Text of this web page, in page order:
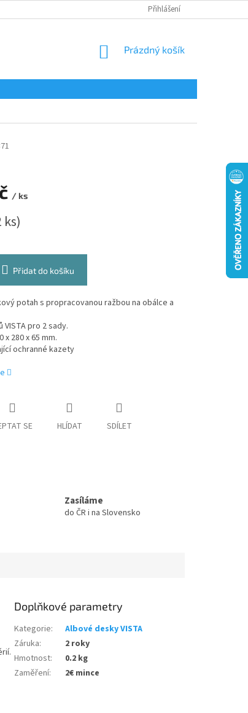
Přihlášení
NÁKUPNÍ
Prázdný košík
/ ks
ks)
Přidat do košíku
potah s propracovanou ražbou na obálce a
pro 2 sady.
x 280 x 65 mm.
ochranné kazety
SE HLÍDAT SDÍLET
Zasíláme
do ČR i na Slovensko
Doplňkové parametry
Kategorie:
Albové desky VISTA
Záruka:
2 roky
Hmotnost:
0.2 kg
Zaměření: 2€ mince